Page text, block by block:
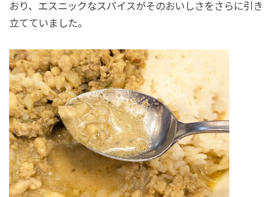
おり、エスニックなスパイスがそのおいしさをさらに引き
立てていました。